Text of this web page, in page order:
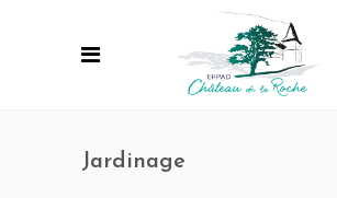
Jardinage